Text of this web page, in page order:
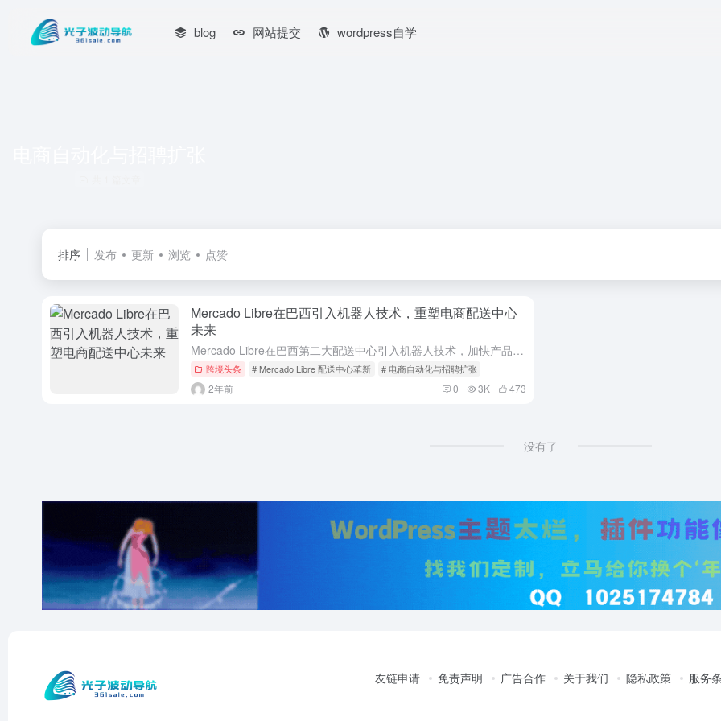
blog 网站提交 wordpress自学
排序 发布 更新 浏览 点赞
Mercado Libre在巴西引入机器人技术，重塑电商配送中心
未来
Mercado Libre在巴西第二大配送中心引入机器人技术，加快产品拣选效率。同时，计划扩大招聘规模，以支持业务的持续增长。了解Mercado Libre在电商配送领域的最新创新。
跨境头条 # Mercado Libre 配送中心革新 # 电商自动化与招聘扩张
2年前 0 3K 473
没有了
友链申请 免责声明 广告合作 关于我们 隐私政策 服务